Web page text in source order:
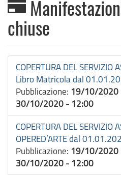
chiuse
COPERTURA DEL SERVIZIO
Libro Matricola dal
Pubblicazione: 19/10/2020
30/10/2020 - 12:00
COPERTURA DEL SERVIZIO
OPERED’ARTE dal
Pubblicazione: 19/10/2020
30/10/2020 - 12:00